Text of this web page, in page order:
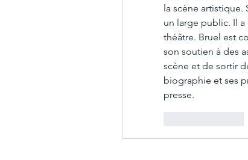
la scène artistique.
un large public. Il
théâtre. Bruel est
son soutien à des
scène et de sortir
biographie et ses
presse.